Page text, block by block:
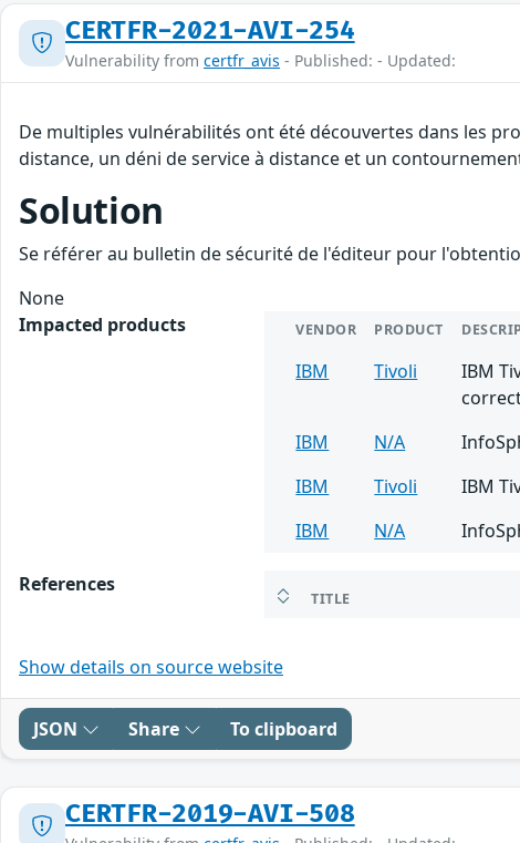
CERTFR-2021-AVI-254
Vulnerability from certfr_avis - Published: - Updated:
De multiples vulnérabilités ont été découvertes dans les
distance, un déni de service à distance et un
Solution
Se référer au bulletin de sécurité de l'éditeur pour
None
Impacted products
VENDOR PRODUCT
IBM Tivoli
IBM
IBM
N/A
IBM
Tivoli
IBM
IBM
N/A
References
TITLE
Show details on source website
JSON Share To clipboard
CERTFR-2019-AVI-508